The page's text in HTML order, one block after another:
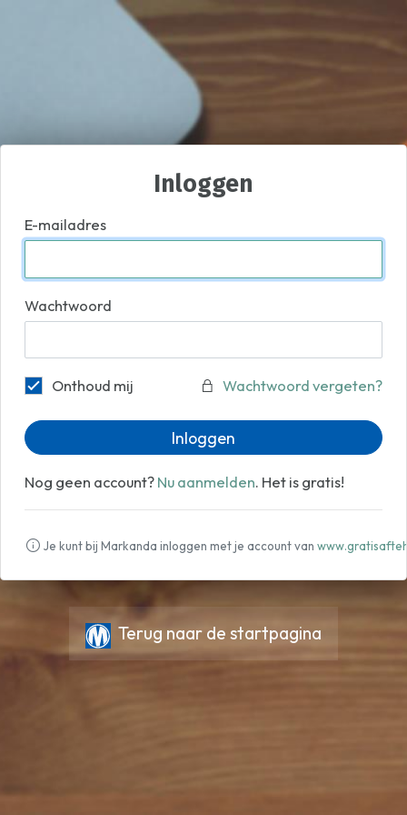
Inloggen
E-mailadres
Wachtwoord
Wachtwoord vergeten?
Onthoud mij
Inloggen
Nog geen account? Nu aanmelden. Het is gratis!
Je kunt bij Markanda inloggen met je account van
Terug naar de startpagina